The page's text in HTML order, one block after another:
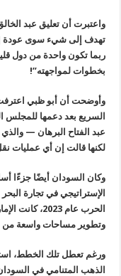
واعتبرت أن تعليق عبد
تهدف إلى شيء سوى عودة
ربما تكون واحدة من دول
بخطوات لمواجهته”!
وأوضحت أن أبو ظبي
السريع بعد دعمها
عبد الفتاح البرهان — والذي
لكنها قالت إن أي عمليات
وكان السودان أيضًا جزءًا
الإستراتيجي في تجارة
الحرب عام
وتطوير مساحات واسعة من
ورغم تعطل تلك الخطط،
الذهب المتنامي في